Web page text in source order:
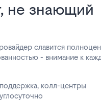
не знающий
славится
- внимание к
колл-центры